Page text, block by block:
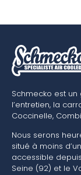
Schmecko est
l’entretien, la
Coccinelle,
Nous serons
situé à moins
accessible
Seine (92) et le